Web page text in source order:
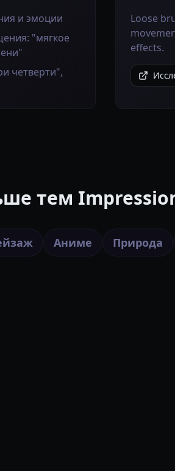
и эмоции
"мягкое
четверти",
Loose
effects.
тем
Аниме Природа